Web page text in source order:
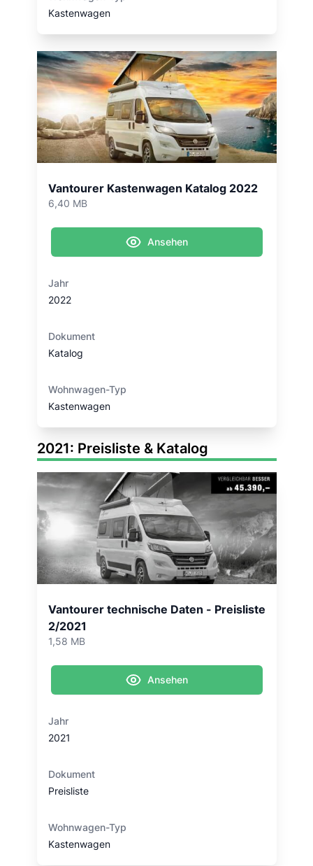
Kastenwagen
Vantourer Kastenwagen Katalog 2022
6,40 MB
Ansehen
Jahr
2022
Dokument
Katalog
Wohnwagen-Typ
Kastenwagen
2021: Preisliste & Katalog
Vantourer technische Daten - Preisliste
2/2021
1,58 MB
Ansehen
Jahr
2021
Dokument
Preisliste
Wohnwagen-Typ
Kastenwagen